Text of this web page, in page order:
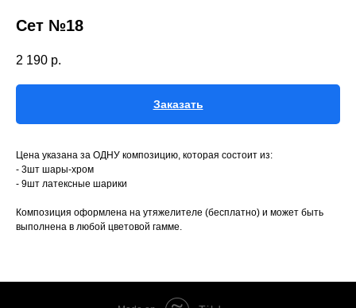
Сет №18
2 190 р.
Заказать
Цена указана за ОДНУ композицию, которая состоит из:
- 3шт шары-хром
- 9шт латексные шарики
Композиция оформлена на утяжелителе (бесплатно) и может быть
выполнена в любой цветовой гамме.